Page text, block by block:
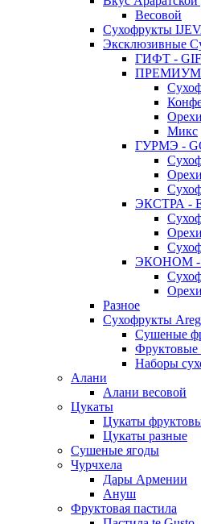
Весовой
Сухофрукты
Эксклюзивные
ГИФТ -
ПРЕМИУМ
Орехи
Микс
ГУРМЭ -
ЭКСТРА -
ЭКОНОМ -
Разное
Сухофрукты
Сушеные
Наборы
Алани
Алани весовой
Цукаты
Цукаты
Цукаты разные
Сушеные ягоды
Чурчхела
Дары Армении
Ануш
Фруктовая пастила